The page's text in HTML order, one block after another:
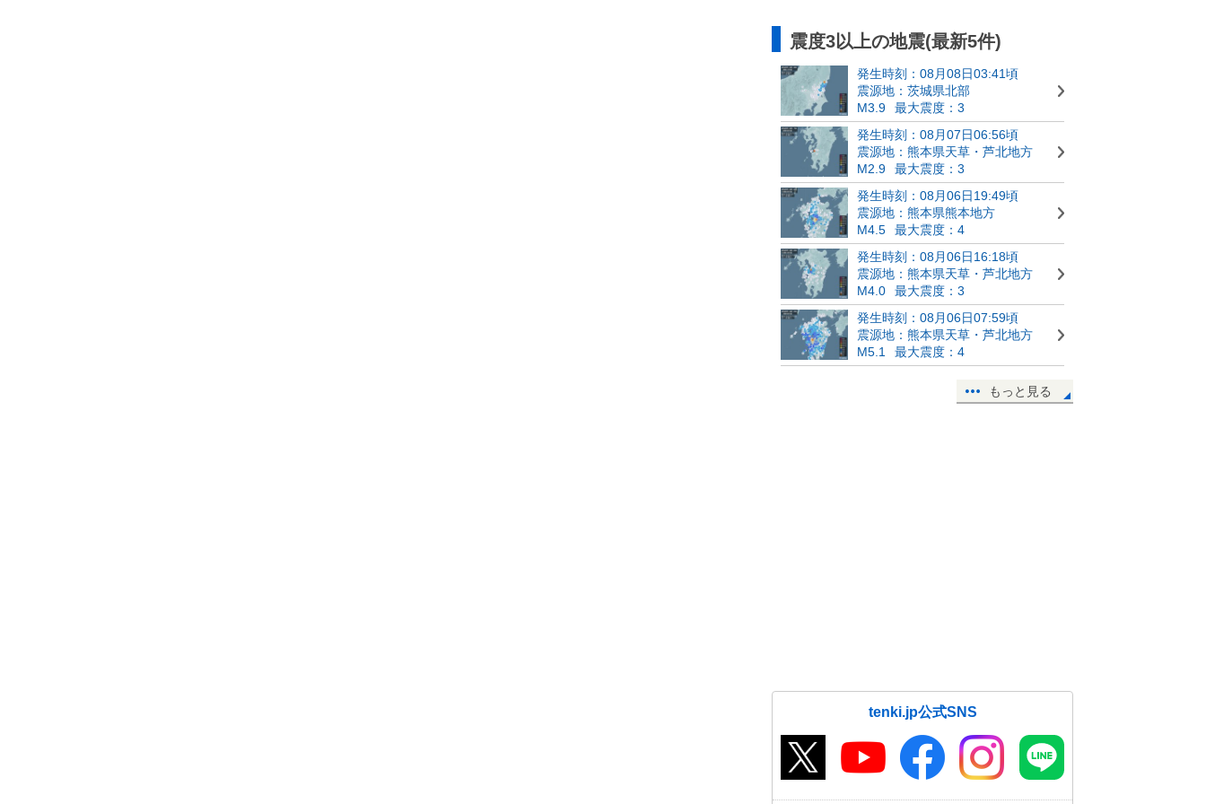
震度3以上の地震(最新5件)
発生時刻：08月08日03:41頃
震源地：茨城県北部
M3.9
最大震度：3
発生時刻：08月07日06:56頃
震源地：熊本県天草・芦北地方
M2.9
最大震度：3
発生時刻：08月06日19:49頃
震源地：熊本県熊本地方
M4.5
最大震度：4
発生時刻：08月06日16:18頃
震源地：熊本県天草・芦北地方
M4.0
最大震度：3
発生時刻：08月06日07:59頃
震源地：熊本県天草・芦北地方
M5.1
最大震度：4
もっと見る
tenki.jp公式SNS